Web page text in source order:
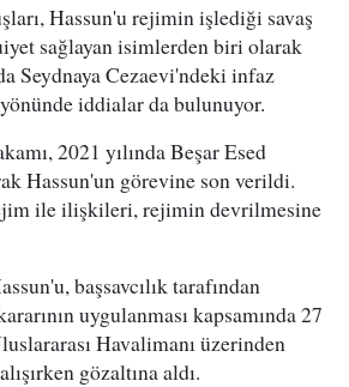
Hassun'u rejimin işlediği savaş
sağlayan isimlerden biri olarak
Seydnaya Cezaevi'ndeki infaz
iddialar da bulunuyor.
2021 yılında Beşar Esed
Hassun'un görevine son verildi.
ile ilişkileri, rejimin devrilmesine
başsavcılık tarafından
uygulanması kapsamında 27
Havalimanı üzerinden
gözaltına aldı.